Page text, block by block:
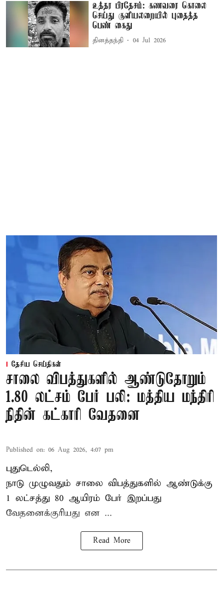
உத்தர பிரதேசம்: கணவரை கொலை
செய்து குளியலறையில் புதைத்த
பெண் கைது
தினத்தந்தி 04 Jul 2026
தேசிய செய்திகள்
சாலை விபத்துகளில் ஆண்டுதோறும்
1.80 லட்சம் பேர் பலி: மத்திய மந்திரி
நிதின் கட்காரி வேதனை
Published on: 06 Aug 2026, 4:07 pm
புதுடெல்லி,
நாடு முழுவதும் சாலை விபத்துகளில் ஆண்டுக்கு
1 லட்சத்து 80 ஆயிரம் பேர் இறப்பது
வேதனைக்குரியது என ...
Read More